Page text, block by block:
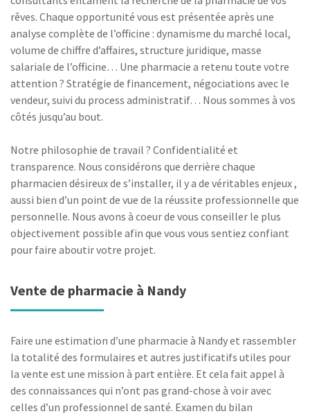
rêves. Chaque opportunité vous est présentée après une
analyse complète de l’officine : dynamisme du marché local,
volume de chiffre d’affaires, structure juridique, masse
salariale de l’officine… Une pharmacie a retenu toute votre
attention ? Stratégie de financement, négociations avec le
vendeur, suivi du process administratif… Nous sommes à vos
côtés jusqu’au bout.
Notre philosophie de travail ? Confidentialité et
transparence. Nous considérons que derrière chaque
pharmacien désireux de s’installer, il y a de véritables enjeux ,
aussi bien d’un point de vue de la réussite professionnelle que
personnelle. Nous avons à coeur de vous conseiller le plus
objectivement possible afin que vous vous sentiez confiant
pour faire aboutir votre projet.
Vente de pharmacie à Nandy
Faire une estimation d’une pharmacie à Nandy et rassembler
la totalité des formulaires et autres justificatifs utiles pour
la vente est une mission à part entière. Et cela fait appel à
des connaissances qui n’ont pas grand-chose à voir avec
celles d’un professionnel de santé. Examen du bilan